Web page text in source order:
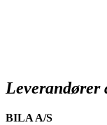
BILA A/S